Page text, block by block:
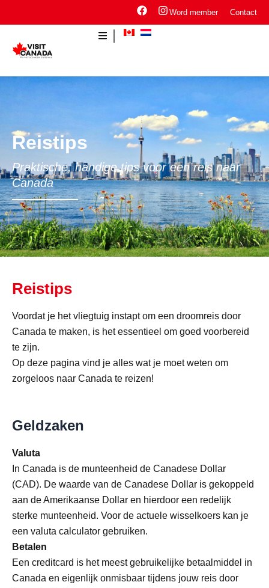
Word member Contact
Reistips
Praktische, handige tips voor een reis naar
Canada
Reistips
Voordat je het vliegtuig instapt om een droomreis door
Canada te maken, is het essentieel om goed voorbereid
te zijn.
Op deze pagina vind je alles wat je moet weten om
zorgeloos naar Canada te reizen!
Geldzaken
Valuta
In Canada is de munteenheid de Canadese Dollar
(CAD). De waarde van de Canadese Dollar is gekoppeld
aan de Amerikaanse Dollar en hierdoor een redelijk
sterke munteenheid. Voor de actuele wisselkoers kan je
een valuta calculator gebruiken.
Betalen
Een creditcard is het meest gebruikelijke betaalmiddel in
Canada en eigenlijk onmisbaar tijdens jouw reis door